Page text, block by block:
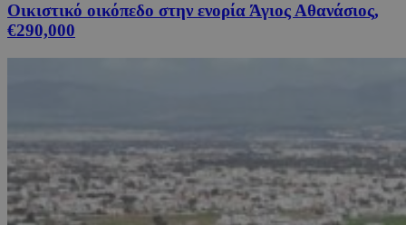
Οικιστικό οικόπεδο στην ενορία Άγιος Αθανάσιος,
€290,000